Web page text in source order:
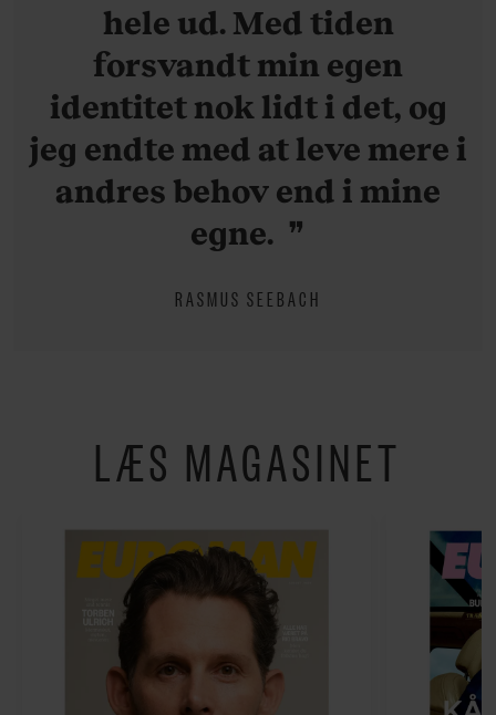
hele ud. Med tiden
forsvandt min egen
identitet nok lidt i det, og
jeg endte med at leve mere i
andres behov end i mine
egne.
RASMUS SEEBACH
LÆS MAGASINET